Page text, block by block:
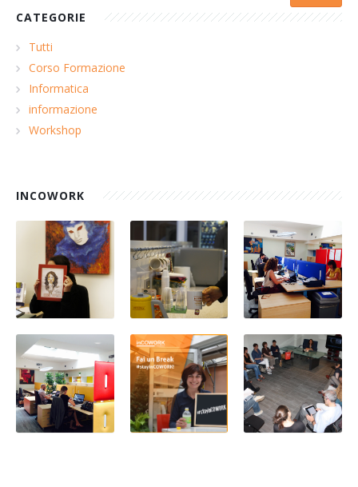
CATEGORIE
Tutti
Corso Formazione
Informatica
informazione
Workshop
INCOWORK